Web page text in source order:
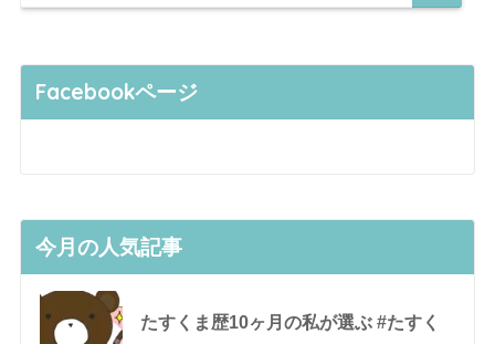
Facebookページ
今月の人気記事
たすくま歴10ヶ月の私が選ぶ #たすく